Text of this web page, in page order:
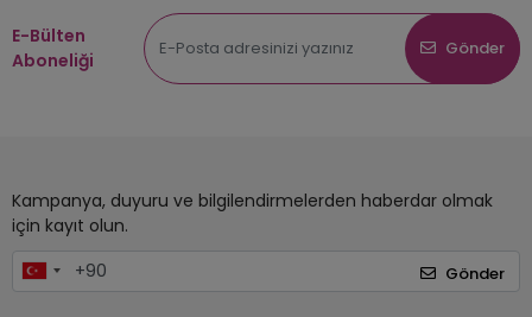
E-Bülten
Aboneliği
Gönder
Kampanya, duyuru ve bilgilendirmelerden haberdar olmak
için kayıt olun.
Gönder